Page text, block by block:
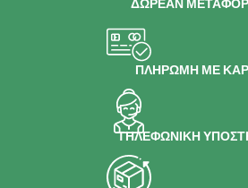
ΔΩΡΕΑΝ
ΠΛΗΡΩΜΗ ΜΕ
ΤΗΛΕΦΩΝΙΚΗ